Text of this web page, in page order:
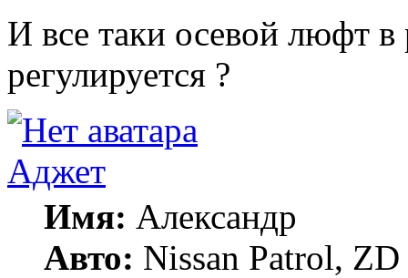
И все таки осевой люфт в
регулируется ?
Аджет
Имя: Александр
Авто: Nissan Patrol, ZD